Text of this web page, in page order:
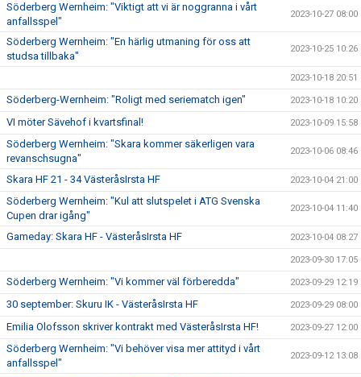
Söderberg Wernheim: "Viktigt att vi är noggranna i vårt
anfallsspel"
2023-10-27 08:00
Söderberg Wernheim: "En härlig utmaning för oss att
studsa tillbaka"
2023-10-25 10:26
2023-10-18 20:51
Söderberg-Wernheim: "Roligt med seriematch igen" 2023-10-18 10:20
VI möter Sävehof i kvartsfinal! 2023-10-09 15:58
Söderberg Wernheim: "Skara kommer säkerligen vara
revanschsugna"
2023-10-06 08:46
Skara HF 21 - 34 VästeråsIrsta HF 2023-10-04 21:00
Söderberg Wernheim: "Kul att slutspelet i ATG Svenska
Cupen drar igång"
2023-10-04 11:40
Gameday: Skara HF - VästeråsIrsta HF 2023-10-04 08:27
2023-09-30 17:05
Söderberg Wernheim: "Vi kommer väl förberedda" 2023-09-29 12:19
30 september: Skuru IK - VästeråsIrsta HF 2023-09-29 08:00
Emilia Olofsson skriver kontrakt med VästeråsIrsta HF! 2023-09-27 12:00
Söderberg Wernheim: "Vi behöver visa mer attityd i vårt
anfallsspel"
2023-09-12 13:08